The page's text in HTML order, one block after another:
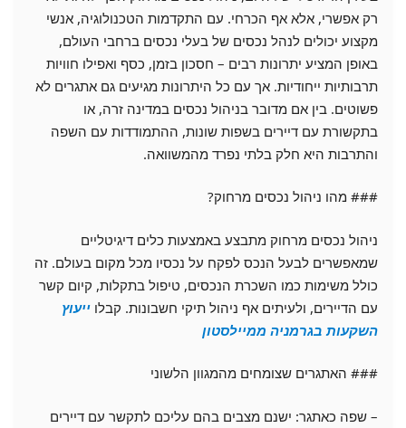
רק אפשרי, אלא אף הכרחי. עם התקדמות הטכנולוגיה, אנשי
מקצוע יכולים לנהל נכסים של בעלי נכסים ברחבי העולם,
באופן המציע יתרונות רבים – חסכון בזמן, כסף ואפילו חוויות
תרבותיות ייחודיות. אך עם כל היתרונות מגיעים גם אתגרים לא
פשוטים. בין אם מדובר בניהול נכסים במדינה זרה, או
בתקשורת עם דיירים בשפות שונות, ההתמודדות עם השפה
והתרבות היא חלק בלתי נפרד מהמשוואה.
### מהו ניהול נכסים מרחוק?
ניהול נכסים מרחוק מתבצע באמצעות כלים דיגיטליים
שמאפשרים לבעל הנכס לפקח על נכסיו מכל מקום בעולם. זה
כולל משימות כמו השכרת הנכסים, טיפול בתקלות, קיום קשר
עם הדיירים, ולעיתים אף ניהול תיקי חשבונות. קבלו ייעוץ
השקעות בגרמניה ממיילסטון
### האתגרים שצומחים מהמגוון הלשוני
– שפה כאתגר: ישנם מצבים בהם עליכם לתקשר עם דיירים